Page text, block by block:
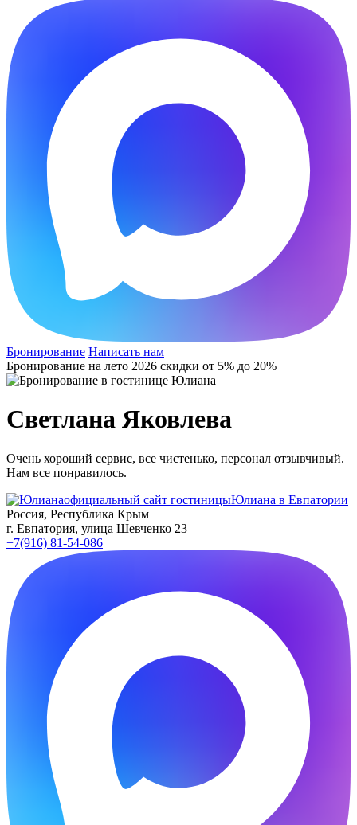
Бронирование Написать нам
Бронирование на лето 2026 скидки от 5% до 20%
Светлана Яковлева
Очень хороший сервис, все чистенько, персонал отзывчивый.
Нам все понравилось.
официальный сайт гостиницыЮлиана в Евпатории
Россия, Республика Крым
г. Евпатория, улица Шевченко 23
+7(916) 81-54-086